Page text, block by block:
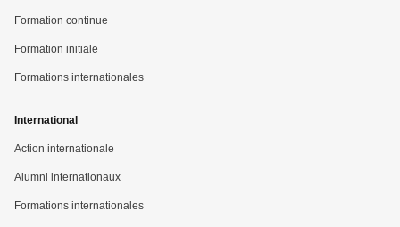
Formation continue
Formation initiale
Formations internationales
International
Action internationale
Alumni internationaux
Formations internationales